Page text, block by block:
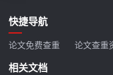
快捷导航
论文免费查重 论文查重
相关文档